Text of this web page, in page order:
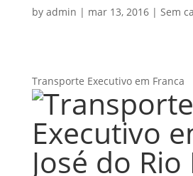
by admin | mar 13, 2016| Sem
Transporte Executivo em Franca